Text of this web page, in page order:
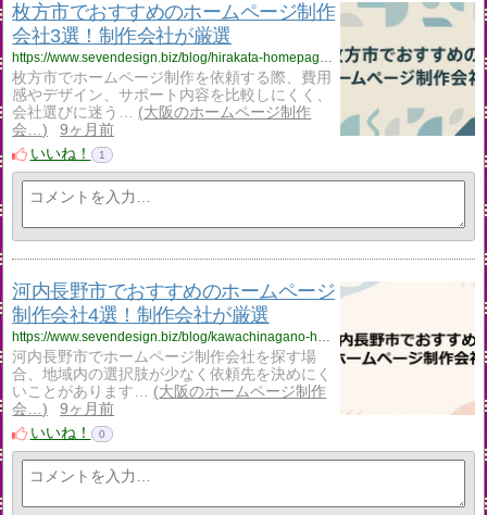
枚方市でおすすめのホームページ制作
会社3選！制作会社が厳選
https://www.sevendesign.biz/blog/hirakata-homepage-creation/
枚方市でホームページ制作を依頼する際、費用
感やデザイン、サポート内容を比較しにくく、
会社選びに迷う…
大阪のホームページ制作
会…
9ヶ月前
いいね！
1
河内長野市でおすすめのホームページ
制作会社4選！制作会社が厳選
https://www.sevendesign.biz/blog/kawachinagano-homepage-creation/
河内長野市でホームページ制作会社を探す場
合、地域内の選択肢が少なく依頼先を決めにく
いことがあります…
大阪のホームページ制作
会…
9ヶ月前
いいね！
0